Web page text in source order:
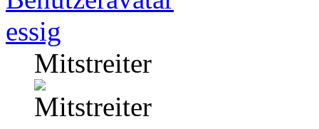
essig
Mitstreiter